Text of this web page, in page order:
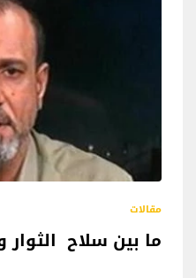
مقالات
ما بين سلاح الثوار